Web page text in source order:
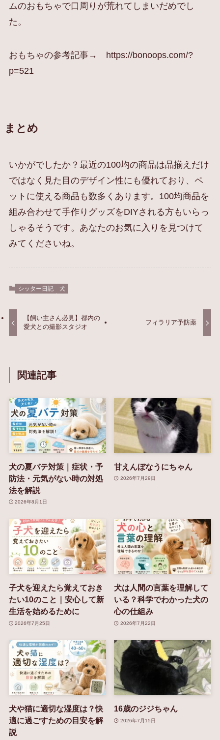
ムのおもちゃで口周りが荒れてしまいだめでし
た。
おもちゃの参考記事→
https://bonoops.com/?
p=521
まとめ
いかがでしたか？最近の100均の商品は品揃えだけ
ではなく見た目のデザイン性にも優れており、ペ
ットに使える商品も数多くあります。100均商品を
組み合わせて手作りグッズをDIYされる方もいらっ
しゃるそうです。あなたのお気に入りを見つけて
みてくださいね。
シッター日記 犬
【飼い主さん必見】都内の
愛犬との撮影スタジオ
フィラリア予防薬
関連記事
犬の夏バテ対策｜症状・予
防法・元気がない時の対処
法を解説
2026年8月1日
甘えんぼなうにちゃん
2026年7月29日
子犬を迎えたら覚えておき
たい10のこと｜安心して新
生活を始めるために
2026年7月25日
犬は人間の言葉を理解して
いる？科学でわかった犬の
心の仕組み
2026年7月22日
犬や猫に適切な湿度は？快
適に過ごすための目安を解
説
16歳のジジちゃん
2026年7月15日